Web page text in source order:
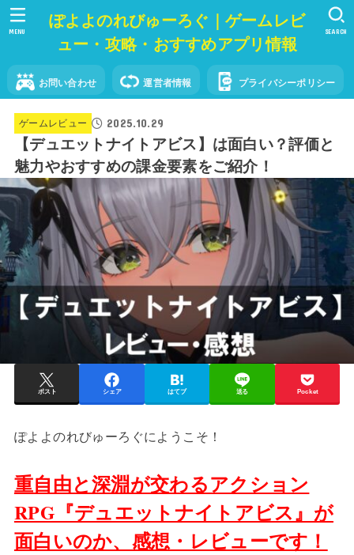
ぽよよのれびゅーろぐ｜ゲームレビ
ュー・攻略・おすすめアプリ情報
お問い合わせ 運営者情報 プライバシーポリシー
SEARCH
MENU
ゲームレビュー 2025.10.29
【デュエットナイトアビス】は面白い？評価と
魅力やおすすめの課金要素をご紹介！
ポスト シェア はてブ 送る Pocket
ぽよよのれびゅーろぐにようこそ！
重自由と深淵が交わるアクション
RPG『デュエットナイトアビス』が
面白いのか、感想・レビューです！